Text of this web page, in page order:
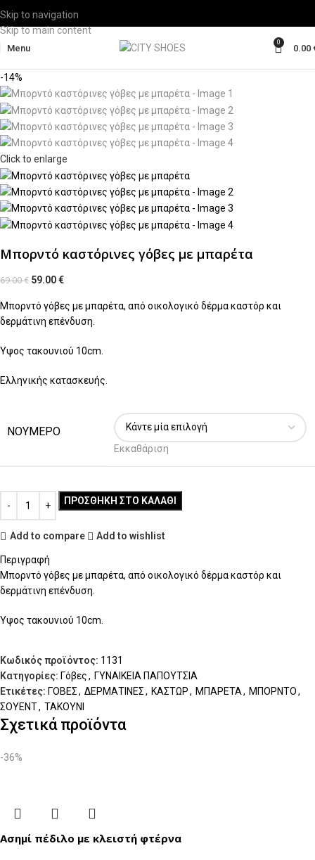
Skip to navigation
Skip to main content
Menu
0
0.00
-14%
Click to enlarge
Μπορντό καστόρινες γόβες με μπαρέτα
69.00€ 59.00€
Μπορντό γόβες με μπαρέτα, από οικολογικό δέρμα καστόρ και
δερμάτινη επένδυση.
Ύψος τακουνιού 10cm.
Ελληνικής κατασκευής.
ΝΟΥΜΕΡΟ
Εκκαθάριση
ΠΡΟΣΘΉΚΗ ΣΤΟ ΚΑΛΆΘΙ
Add to compare Add to wishlist
Περιγραφή
Μπορντό γόβες με μπαρέτα, από οικολογικό δέρμα καστόρ και
δερμάτινη επένδυση.
Ύψος τακουνιού 10cm.
Κωδικός προϊόντος: 1131
Κατηγορίες: Γόβες, ΓΥΝΑΙΚΕΙΑ ΠΑΠΟΥΤΣΙΑ
Ετικέτες: ΓΟΒΕΣ, ΔΕΡΜΑΤΙΝΕΣ, ΚΑΣΤΩΡ, ΜΠΑΡΕΤΑ, ΜΠΟΡΝΤΟ,
ΣΟΥΕΝΤ, ΤΑΚΟΥΝΙ
Σχετικά προϊόντα
-36%
Ασημί πέδιλο με κλειστή φτέρνα